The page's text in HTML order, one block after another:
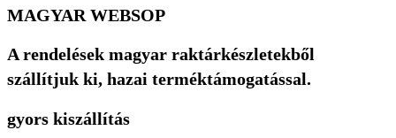
MAGYAR WEBSOP
A rendelések magyar raktárkészletekből
szállítjuk ki, hazai terméktámogatással.
gyors kiszállítás